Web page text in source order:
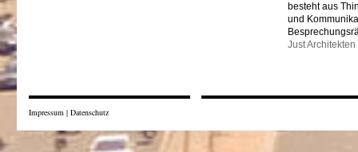
besteht aus
und
Just Architekten
Impressum | Datenschutz